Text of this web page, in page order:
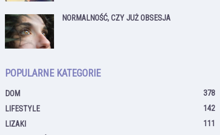
NORMALNOŚĆ, CZY JUŻ OBSESJA
POPULARNE KATEGORIE
DOM
378
LIFESTYLE
142
LIZAKI
111